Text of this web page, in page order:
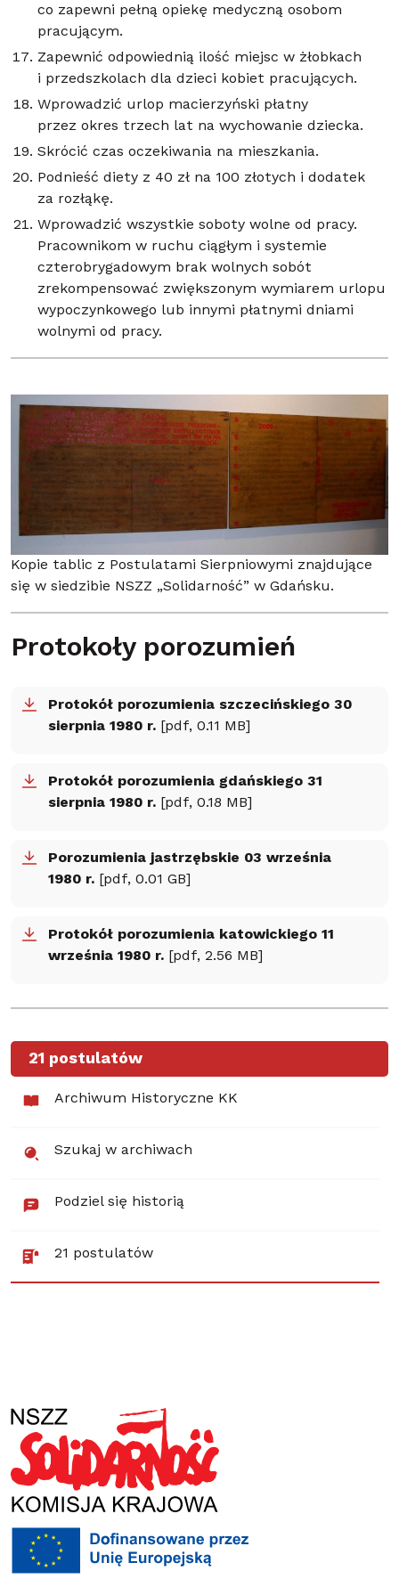
co zapewni pełną opiekę medyczną osobom
pracującym.
Zapewnić odpowiednią ilość miejsc w żłobkach
i przedszkolach dla dzieci kobiet pracujących.
Wprowadzić urlop macierzyński płatny
przez okres trzech lat na wychowanie dziecka.
Skrócić czas oczekiwania na mieszkania.
Podnieść diety z 40 zł na 100 złotych i dodatek
za rozłąkę.
Wprowadzić wszystkie soboty wolne od pracy.
Pracownikom w ruchu ciągłym i systemie
czterobrygadowym brak wolnych sobót
zrekompensować zwiększonym wymiarem urlopu
wypoczynkowego lub innymi płatnymi dniami
wolnymi od pracy.
Kopie tablic z Postulatami Sierpniowymi znajdujące
się w siedzibie NSZZ „Solidarność” w Gdańsku.
Protokoły porozumień
Protokół porozumienia szczecińskiego 30
sierpnia 1980 r. [pdf, 0.11 MB]
Protokół porozumienia gdańskiego 31
sierpnia 1980 r.
[pdf, 0.18 MB]
Porozumienia jastrzębskie 03 września
1980 r. [pdf, 0.01 GB]
Protokół porozumienia katowickiego 11
września 1980 r. [pdf, 2.56 MB]
21 postulatów
Archiwum Historyczne KK
Szukaj w archiwach
Podziel się historią
21 postulatów